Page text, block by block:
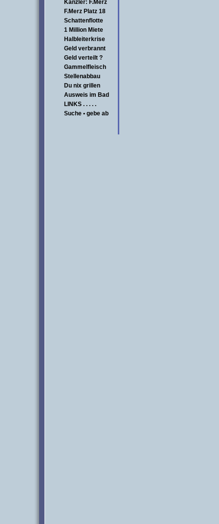
Kanzler: F.Merz
F.Merz Platz 18
Schattenflotte
1 Million Miete
Halbleiterkrise
Geld verbrannt
Geld verteilt ?
Gammelfleisch
Stellenabbau
Du nix grillen
Ausweis im Bad
LINKS . . . . .
Suche • gebe ab